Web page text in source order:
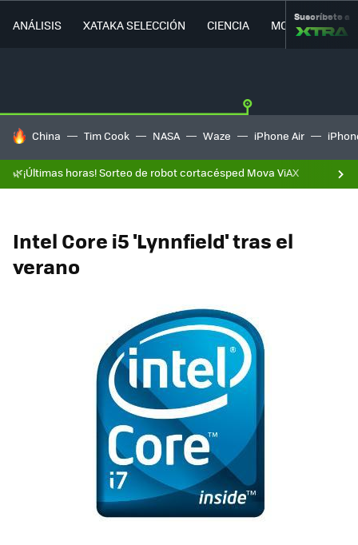
ANÁLISIS XATAKA SELECCIÓN CIENCIA MOVILIDAD
Suscríbete a
HOY SE HABLA DE
China Tim Cook NASA Waze iPhone Air
🌿¡Últimas horas! Sorteo de robot cortacésped Mova ViAX
Intel Core i5 'Lynnfield' tras el
verano